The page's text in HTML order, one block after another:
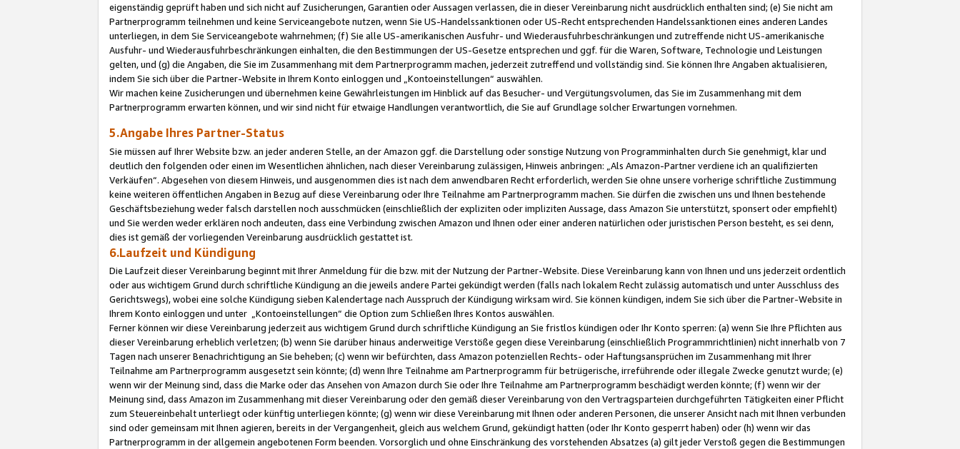
eigenständig geprüft haben und sich nicht auf Zusicherungen, Garantien oder Aussagen verlassen, die in dieser Vereinbarung nicht ausdrücklich enthalten sind; (e) Sie nicht am
Partnerprogramm teilnehmen und keine Serviceangebote nutzen, wenn Sie US-Handelssanktionen oder US-Recht entsprechenden Handelssanktionen eines anderen Landes
unterliegen, in dem Sie Serviceangebote wahrnehmen; (f) Sie alle US-amerikanischen Ausfuhr- und Wiederausfuhrbeschränkungen und zutreffende nicht US-amerikanische
Ausfuhr- und Wiederausfuhrbeschränkungen einhalten, die den Bestimmungen der US-Gesetze entsprechen und ggf. für die Waren, Software, Technologie und Leistungen
gelten, und (g) die Angaben, die Sie im Zusammenhang mit dem Partnerprogramm machen, jederzeit zutreffend und vollständig sind. Sie können Ihre Angaben aktualisieren,
indem Sie sich über die Partner-Website in Ihrem Konto einloggen und „Kontoeinstellungen“ auswählen.
Wir machen keine Zusicherungen und übernehmen keine Gewährleistungen im Hinblick auf das Besucher- und Vergütungsvolumen, das Sie im Zusammenhang mit dem
Partnerprogramm erwarten können, und wir sind nicht für etwaige Handlungen verantwortlich, die Sie auf Grundlage solcher Erwartungen vornehmen.
5.Angabe Ihres Partner-Status
Sie müssen auf Ihrer Website bzw. an jeder anderen Stelle, an der Amazon ggf. die Darstellung oder sonstige Nutzung von Programminhalten durch Sie genehmigt, klar und
deutlich den folgenden oder einen im Wesentlichen ähnlichen, nach dieser Vereinbarung zulässigen, Hinweis anbringen: „Als Amazon-Partner verdiene ich an qualifizierten
Verkäufen“. Abgesehen von diesem Hinweis, und ausgenommen dies ist nach dem anwendbaren Recht erforderlich, werden Sie ohne unsere vorherige schriftliche Zustimmung
keine weiteren öffentlichen Angaben in Bezug auf diese Vereinbarung oder Ihre Teilnahme am Partnerprogramm machen. Sie dürfen die zwischen uns und Ihnen bestehende
Geschäftsbeziehung weder falsch darstellen noch ausschmücken (einschließlich der expliziten oder impliziten Aussage, dass Amazon Sie unterstützt, sponsert oder empfiehlt)
und Sie werden weder erklären noch andeuten, dass eine Verbindung zwischen Amazon und Ihnen oder einer anderen natürlichen oder juristischen Person besteht, es sei denn,
dies ist gemäß der vorliegenden Vereinbarung ausdrücklich gestattet ist.
6.Laufzeit und Kündigung
Die Laufzeit dieser Vereinbarung beginnt mit Ihrer Anmeldung für die bzw. mit der Nutzung der Partner-Website. Diese Vereinbarung kann von Ihnen und uns jederzeit ordentlich
oder aus wichtigem Grund durch schriftliche Kündigung an die jeweils andere Partei gekündigt werden (falls nach lokalem Recht zulässig automatisch und unter Ausschluss des
Gerichtswegs), wobei eine solche Kündigung sieben Kalendertage nach Ausspruch der Kündigung wirksam wird. Sie können kündigen, indem Sie sich über die Partner-Website in
Ihrem Konto einloggen und unter „Kontoeinstellungen“ die Option zum Schließen Ihres Kontos auswählen.
Ferner können wir diese Vereinbarung jederzeit aus wichtigem Grund durch schriftliche Kündigung an Sie fristlos kündigen oder Ihr Konto sperren: (a) wenn Sie Ihre Pflichten aus
dieser Vereinbarung erheblich verletzen; (b) wenn Sie darüber hinaus anderweitige Verstöße gegen diese Vereinbarung (einschließlich Programmrichtlinien) nicht innerhalb von 7
Tagen nach unserer Benachrichtigung an Sie beheben; (c) wenn wir befürchten, dass Amazon potenziellen Rechts- oder Haftungsansprüchen im Zusammenhang mit Ihrer
Teilnahme am Partnerprogramm ausgesetzt sein könnte; (d) wenn Ihre Teilnahme am Partnerprogramm für betrügerische, irreführende oder illegale Zwecke genutzt wurde; (e)
wenn wir der Meinung sind, dass die Marke oder das Ansehen von Amazon durch Sie oder Ihre Teilnahme am Partnerprogramm beschädigt werden könnte; (f) wenn wir der
Meinung sind, dass Amazon im Zusammenhang mit dieser Vereinbarung oder den gemäß dieser Vereinbarung von den Vertragsparteien durchgeführten Tätigkeiten einer Pflicht
zum Steuereinbehalt unterliegt oder künftig unterliegen könnte; (g) wenn wir diese Vereinbarung mit Ihnen oder anderen Personen, die unserer Ansicht nach mit Ihnen verbunden
sind oder gemeinsam mit Ihnen agieren, bereits in der Vergangenheit, gleich aus welchem Grund, gekündigt hatten (oder Ihr Konto gesperrt haben) oder (h) wenn wir das
Partnerprogramm in der allgemein angebotenen Form beenden. Vorsorglich und ohne Einschränkung des vorstehenden Absatzes (a) gilt jeder Verstoß gegen die Bestimmungen